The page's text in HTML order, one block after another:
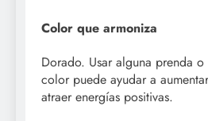
Color que armoniza
Dorado. Usar alguna prenda
color puede ayudar a
atraer energías positivas.